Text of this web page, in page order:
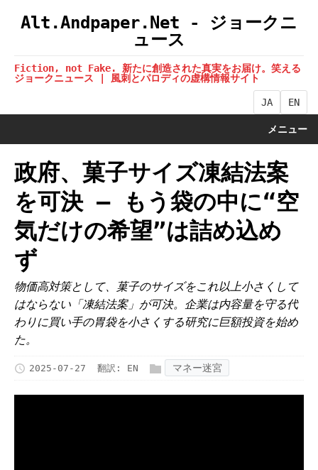
Alt.Andpaper.Net - ジョークニ
ュース
Fiction, not Fake. 新たに創造された真実をお届け。笑える
ジョークニュース | 風刺とパロディの虚構情報サイト
JA EN
メニュー
政府、菓子サイズ凍結法案
を可決 ― もう袋の中に“空
気だけの希望”は詰め込め
ず
物価高対策として、菓子のサイズをこれ以上小さくして
はならない「凍結法案」が可決。企業は内容量を守る代
わりに買い手の胃袋を小さくする研究に巨額投資を始め
た。
2025-07-27 翻訳: EN マネー迷宮